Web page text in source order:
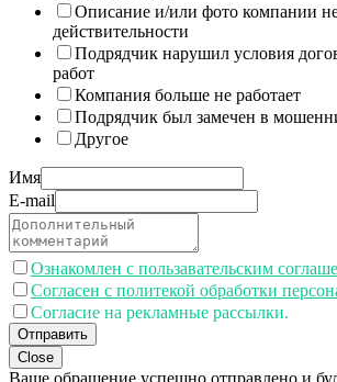
Описание и/или фото компании
действительности
Подрядчик нарушил условия
работ
Компания больше не работает
Подрядчик был замечен в
Другое
Имя
E-mail
Ознакомлен с пользавательским
Согласен с политекой обработки
Согласие на рекламные рассылки.
Отправить
Close
Ваше обращение успешно отправлено и